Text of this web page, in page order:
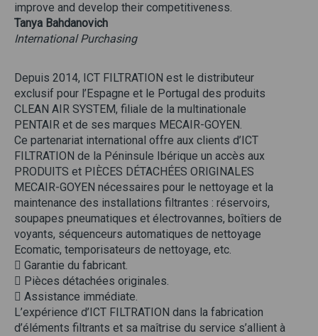
improve and develop their competitiveness.
Tanya Bahdanovich
International Purchasing
Depuis 2014, ICT FILTRATION est le distributeur
exclusif pour l’Espagne et le Portugal des produits
CLEAN AIR SYSTEM, filiale de la multinationale
PENTAIR et de ses marques MECAIR-GOYEN.
Ce partenariat international offre aux clients d’ICT
FILTRATION de la Péninsule Ibérique un accès aux
PRODUITS et PIÈCES DÉTACHÉES ORIGINALES
MECAIR-GOYEN nécessaires pour le nettoyage et la
maintenance des installations filtrantes : réservoirs,
soupapes pneumatiques et électrovannes, boîtiers de
voyants, séquenceurs automatiques de nettoyage
Ecomatic, temporisateurs de nettoyage, etc.
 Garantie du fabricant.
 Pièces détachées originales.
 Assistance immédiate.
L’expérience d’ICT FILTRATION dans la fabrication
d’éléments filtrants et sa maîtrise du service s’allient à